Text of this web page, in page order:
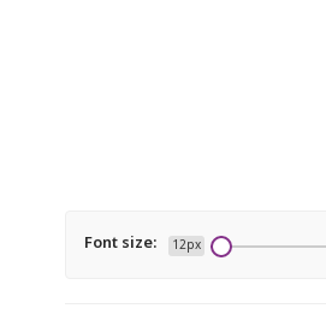
Font size: 12px